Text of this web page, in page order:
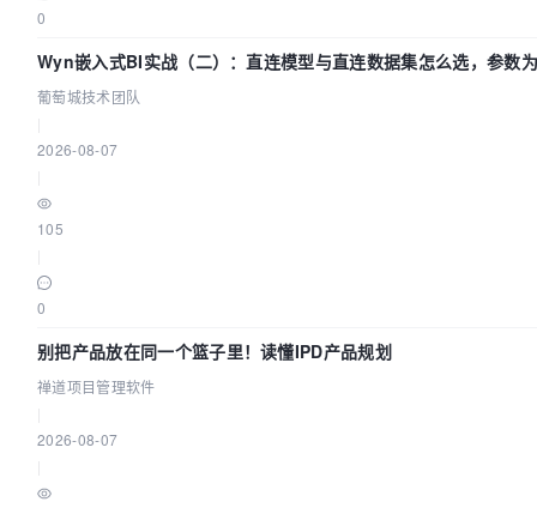
0
Wyn嵌入式BI实战（二）：直连模型与直连数据集怎么选，参数
葡萄城技术团队
葡萄城技术团队
2026-08-07
105
0
别把产品放在同一个篮子里！读懂IPD产品规划
禅道项目管理软件
2026-08-07